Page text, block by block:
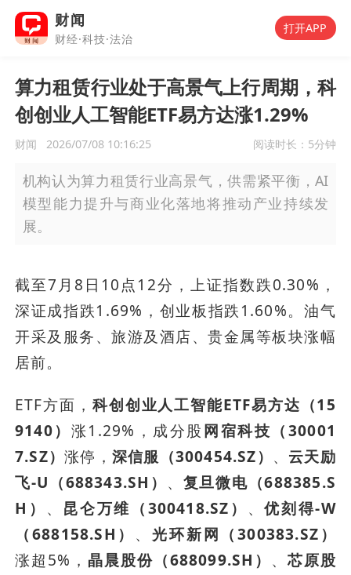
财闻
财经·科技·法治
打开APP
算力租赁行业处于高景气上行周期，科
创创业人工智能ETF易方达涨1.29%
财闻 2026/07/08 10:16:25 阅读时长： 5分钟
机构认为算力租赁行业高景气，供需紧平衡，AI
模型能力提升与商业化落地将推动产业持续发
展。
截至7月8日10点12分，上证指数跌0.30%，
深证成指跌1.69%，创业板指跌1.60%。油气
开采及服务、旅游及酒店、贵金属等板块涨幅
居前。
ETF方面， 科创创业人工智能ETF易方达（15
9140） 涨1.29%，成分股网宿科技（30001
7.SZ）涨停， 深信服（300454.SZ） 、 云天励
飞-U（688343.SH） 、 复旦微电（688385.S
H） 、 昆仑万维（300418.SZ） 、优刻得-W
（688158.SH） 、光环新网（300383.SZ）
涨超5%， 晶晨股份（688099.SH） 、 芯原股